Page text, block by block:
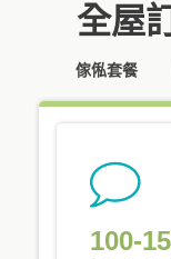
全屋
傢俬套餐
100-